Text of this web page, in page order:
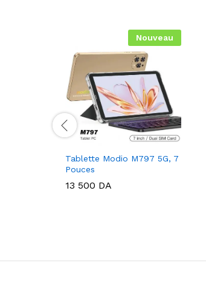
Nouveau
Tablette Modio M797 5G, 7
Pouces
13 500 DA